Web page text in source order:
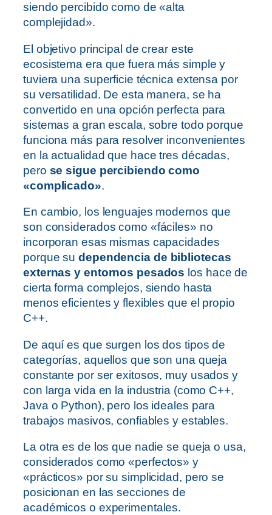
siendo percibido como de «alta
complejidad».
El objetivo principal de crear este
ecosistema era que fuera más simple y
tuviera una superficie técnica extensa por
su versatilidad. De esta manera, se ha
convertido en una opción perfecta para
sistemas a gran escala, sobre todo porque
funciona más para resolver inconvenientes
en la actualidad que hace tres décadas,
pero se sigue percibiendo como
«complicado».
En cambio, los lenguajes modernos que
son considerados como «fáciles» no
incorporan esas mismas capacidades
porque sudependencia de bibliotecas
externas y entornos pesados los hace de
cierta forma complejos, siendo hasta
menos eficientes y flexibles que el propio
C++.
De aquí es que surgen los dos tipos de
categorías, aquellos que son una queja
constante por ser exitosos, muy usados y
con larga vida en la industria (como C++,
Java o Python), pero los ideales para
trabajos masivos, confiables y estables.
La otra es de los que nadie se queja o usa,
considerados como «perfectos» y
«prácticos» por su simplicidad, pero se
posicionan en las secciones de
académicos o experimentales.